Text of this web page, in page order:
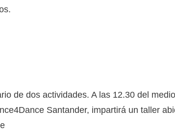
de dos actividades. A las 12.30 del
Santander, impartirá un taller